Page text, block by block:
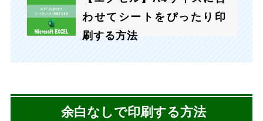
わせてシートをぴったり印
刷する方法
余白なしで印刷する方法